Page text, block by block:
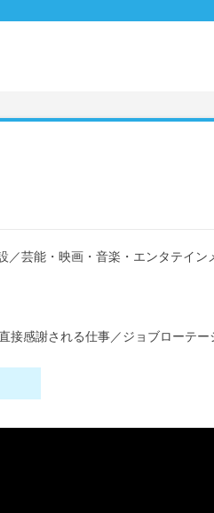
／芸能・映画・音楽・エンタテイン
接感謝される仕事／ジョブローテー